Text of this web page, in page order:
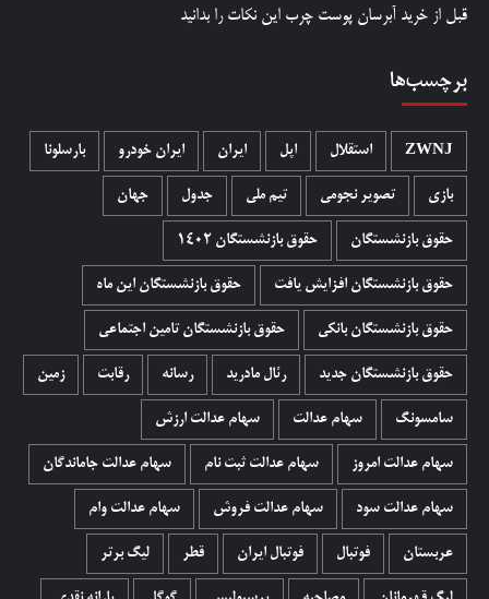
قبل از خرید آبرسان پوست چرب این نکات را بدانید
برچسب‌ها
ZWNJ استقلال اپل ایران ایران خودرو بارسلونا
بازی تصویر نجومی تیم ملی جدول جهان
حقوق بازنشستگان حقوق بازنشستگان 1402
حقوق بازنشستگان افزایش یافت حقوق بازنشستگان این ماه
حقوق بازنشستگان بانکی حقوق بازنشستگان تامین اجتماعی
حقوق بازنشستگان جدید رئال مادرید رسانه رقابت زمین
سامسونگ سهام عدالت سهام عدالت ارزش
سهام عدالت امروز سهام عدالت ثبت نام سهام عدالت جاماندگان
سهام عدالت سود سهام عدالت فروش سهام عدالت وام
عربستان فوتبال فوتبال ایران قطر لیگ برتر